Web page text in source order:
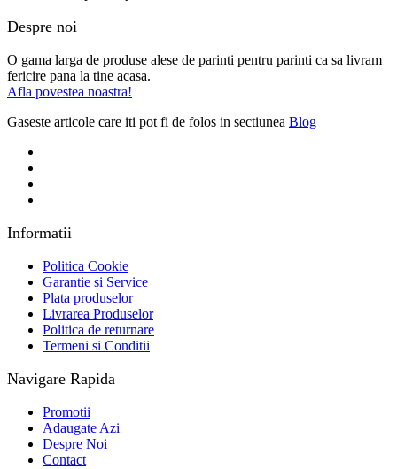
Despre noi
O gama larga de produse alese de parinti pentru parinti ca sa livram
fericire pana la tine acasa.
Afla povestea noastra!
Gaseste articole care iti pot fi de folos in sectiunea Blog
Informatii
Politica Cookie
Garantie si Service
Plata produselor
Livrarea Produselor
Politica de returnare
Termeni si Conditii
Navigare Rapida
Promotii
Adaugate Azi
Despre Noi
Contact